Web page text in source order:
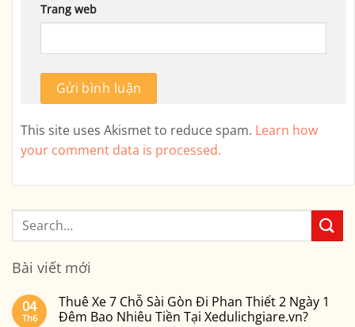
Trang web
This site uses Akismet to reduce spam. Learn how
your comment data is processed.
Bài viết mới
04
Th6
Thuê Xe 7 Chỗ Sài Gòn Đi Phan Thiết 2 Ngày 1
Đêm Bao Nhiêu Tiền Tại Xedulichgiare.vn?